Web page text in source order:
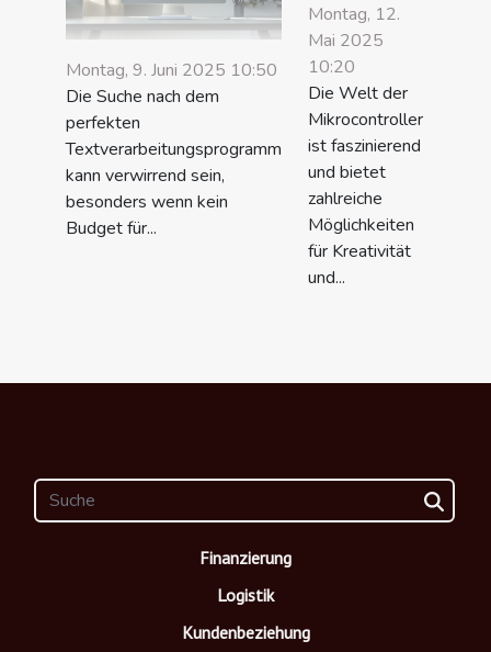
Montag, 9. Juni 2025 10:50
Die Suche nach dem
perfekten
Textverarbeitungsprogramm
kann verwirrend sein,
besonders wenn kein
Budget für...
Montag, 12.
Mai 2025
10:20
Die Welt der
Mikrocontroller
ist faszinierend
und bietet
zahlreiche
Möglichkeiten
für Kreativität
und...
Finanzierung
Logistik
Kundenbeziehung